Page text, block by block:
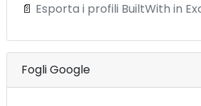
📄 Esporta i profili BuiltWith in
Fogli Google